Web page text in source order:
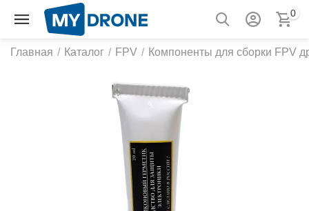
0
Главная / Каталог / FPV / Компоненты для сборки FPV